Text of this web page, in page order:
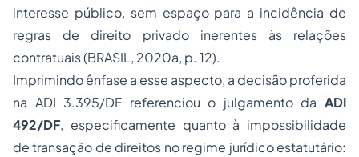
interesse público, sem espaço para a incidência de
regras de direito privado inerentes às relações
contratuais (BRASIL, 2020a, p. 12).
Imprimindo ênfase a esse aspecto, a decisão proferida
na ADI 3.395/DF referenciou o julgamento da ADI
492/DF, especificamente quanto à impossibilidade
de transação de direitos no regime jurídico estatutário: